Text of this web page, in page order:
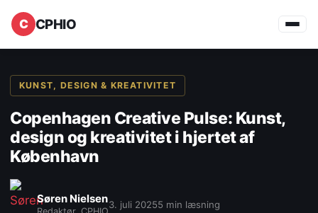
CPHIO
KUNST, DESIGN & KREATIVITET
Copenhagen Creative Pulse: Kunst,
design og kreativitet i hjertet af
København
Søren Nielsen
Redaktør, CPHIO
3. juli 20255 min læsning